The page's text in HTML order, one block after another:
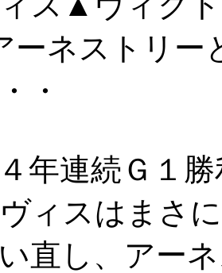
ーネストリー
・
年連続Ｇ１勝
ィスはまさ
直し、アー